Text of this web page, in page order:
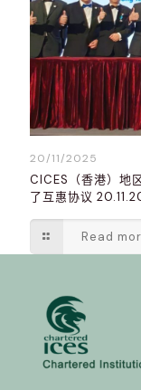
20/11/2025
CICES（香港）地
了互惠协议
Read